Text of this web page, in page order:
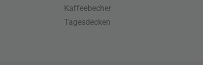
Kaffeebecher
Tagesdecken